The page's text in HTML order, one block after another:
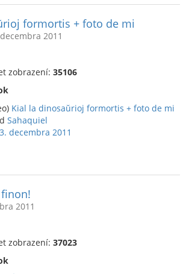
formortis + foto de mi
2011
zobrazení: 35106
Kial la dinosaŭrioj formortis + foto de mi
Sahaquiel
decembra 2011
2011
zobrazení: 37023